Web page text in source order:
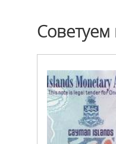
Советуем